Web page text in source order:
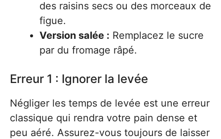
des raisins secs ou des morceaux de
figue.
Version salée : Remplacez le sucre
par du fromage râpé.
Erreur 1 : Ignorer la levée
Négliger les temps de levée est une erreur
classique qui rendra votre pain dense et
peu aéré. Assurez-vous toujours de laisser